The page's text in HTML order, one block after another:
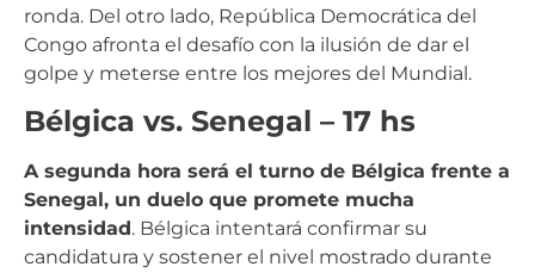
ronda. Del otro lado, República Democrática del
Congo afronta el desafío con la ilusión de dar el
golpe y meterse entre los mejores del Mundial.
Bélgica vs. Senegal – 17 hs
A segunda hora será el turno de Bélgica frente a
Senegal, un duelo que promete mucha
intensidad. Bélgica intentará confirmar su
candidatura y sostener el nivel mostrado durante